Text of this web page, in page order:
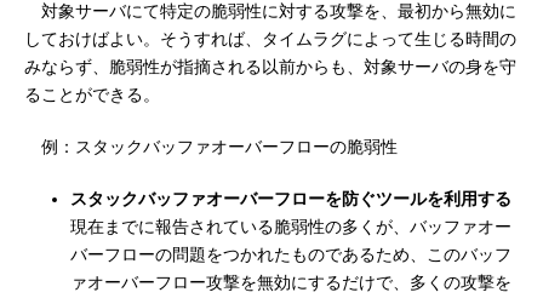
対象サーバにて特定の脆弱性に対する攻撃を、最初から無効に
しておけばよい。そうすれば、タイムラグによって生じる時間の
みならず、脆弱性が指摘される以前からも、対象サーバの身を守
ることができる。
例：スタックバッファオーバーフローの脆弱性
スタックバッファオーバーフローを防ぐツールを利用する
現在までに報告されている脆弱性の多くが、バッファオー
バーフローの問題をつかれたものであるため、このバッフ
ァオーバーフロー攻撃を無効にするだけで、多くの攻撃を